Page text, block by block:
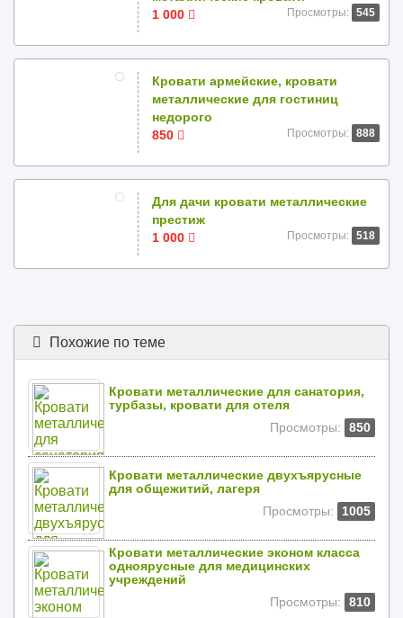
1 000
Просмотры: 545
Кровати армейские, кровати
металлические для гостиниц
недорого
850
Просмотры: 888
Для дачи кровати металлические
престиж
1 000
Просмотры: 518
Похожие по теме
Кровати металлические для санатория,
турбазы, кровати для отеля
Просмотры:
850
Кровати металлические двухъярусные
для общежитий, лагеря
Просмотры:
1005
Кровати металлические эконом класса
одноярусные для медицинских
учреждений
Просмотры:
810